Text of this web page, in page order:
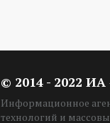
© 2014 - 2022
Информационное
технологий и